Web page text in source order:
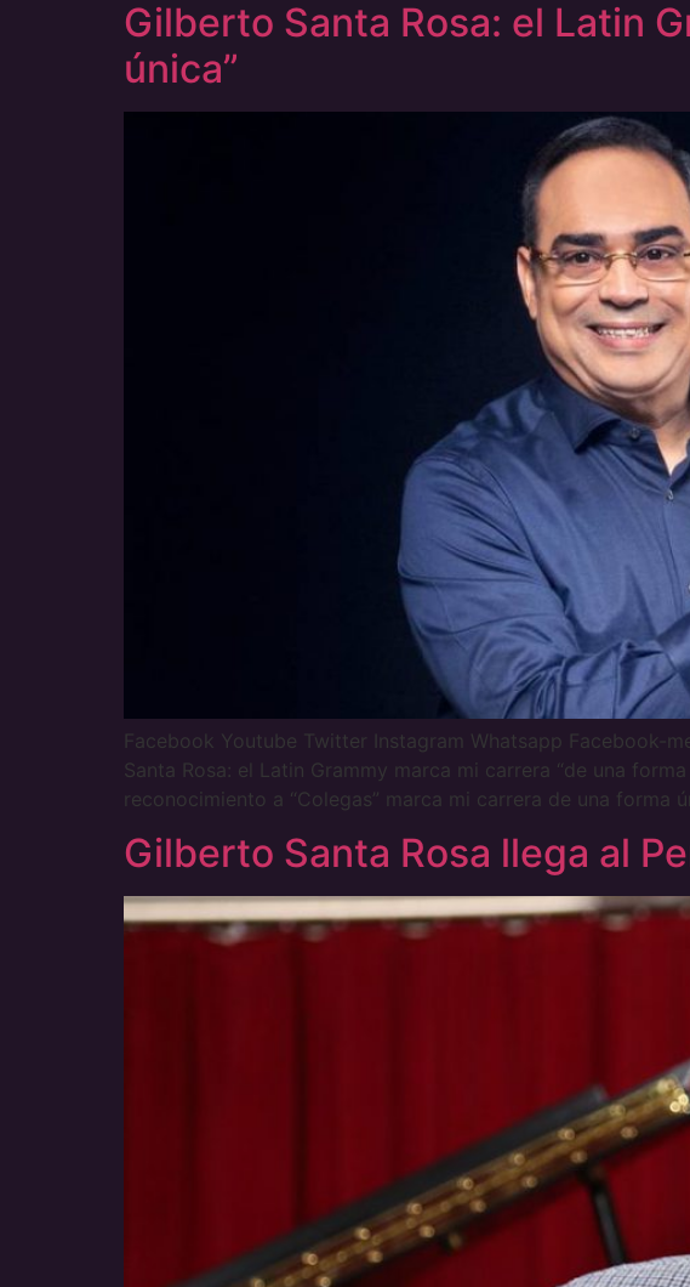
Gilberto Santa Rosa: el Latin
única”
Facebook Youtube Twitter Instagram Whatsapp Facebook-
Santa Rosa: el Latin Grammy marca mi carrera “de una
reconocimiento a “Colegas” marca mi carrera de una forma
Gilberto Santa Rosa llega al